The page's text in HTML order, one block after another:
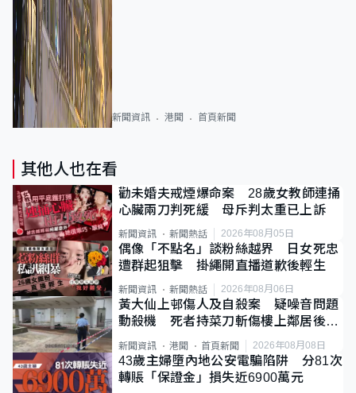
新聞資訊 港聞 首頁新聞
其他人也在看
勸未婚夫戒煙爆命案 28歲女教師連捅
心臟兩刀判死緩 母斥判太重已上訴
新聞資訊 新聞熱話 2026年08月05日
偶像「不點名」談粉絲越界 日女死忠
遭群起狙擊 掛繩開直播道歉後輕生
新聞資訊 新聞熱話 2026年08月06日
黃大仙上邨傷人及自殺案 疑噪音問題
動殺機 死者持菜刀斬傷樓上鄰居後墮
新聞資訊 港聞 首頁新聞 2026年08月08日
43歲主婦墮內地公安電騙陷阱 分81次
轉賬「保證金」損失近6900萬元